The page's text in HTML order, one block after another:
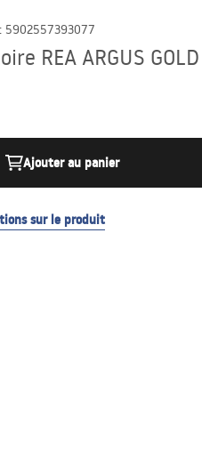
: 5902557393077
REA ARGUS GOLD
Ajouter au panier
sur le produit